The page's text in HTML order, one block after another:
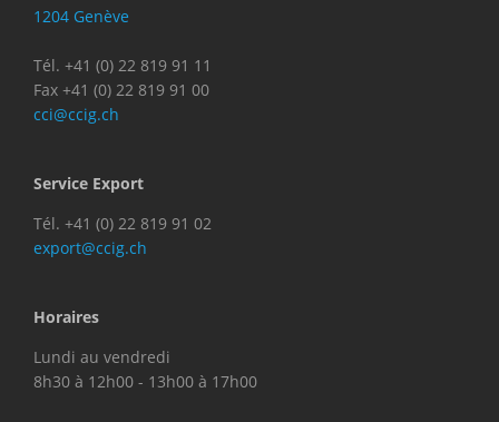
1204 Genève
Tél. +41 (0) 22 819 91 11
Fax +41 (0) 22 819 91 00
cci@ccig.ch
Service Export
Tél. +41 (0) 22 819 91 02
export@ccig.ch
Horaires
Lundi au vendredi
8h30 à 12h00 - 13h00 à 17h00